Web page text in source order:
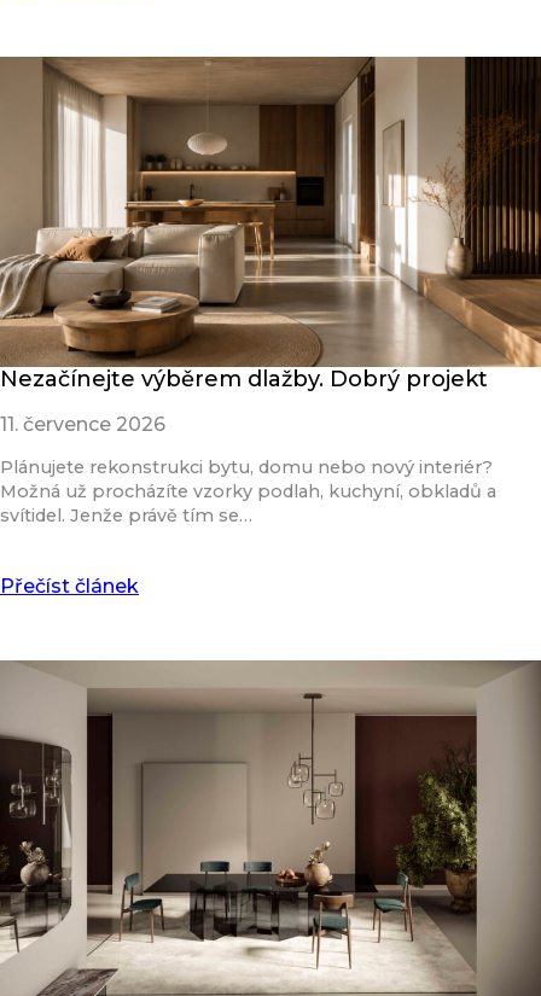
Nezačínejte výběrem dlažby. Dobrý projekt
11. července 2026
Plánujete rekonstrukci bytu, domu nebo nový interiér?
Možná už procházíte vzorky podlah, kuchyní, obkladů a
svítidel. Jenže právě tím se…
Přečíst článek